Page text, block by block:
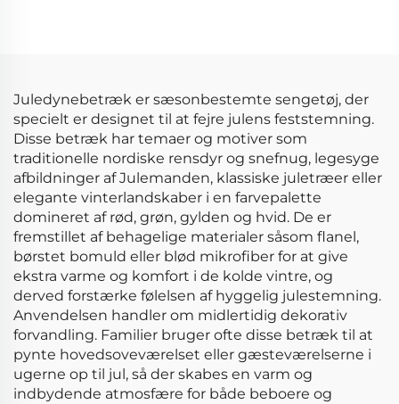
Juledynebetræk er sæsonbestemte sengetøj, der
specielt er designet til at fejre julens feststemning.
Disse betræk har temaer og motiver som
traditionelle nordiske rensdyr og snefnug, legesyge
afbildninger af Julemanden, klassiske juletræer eller
elegante vinterlandskaber i en farvepalette
domineret af rød, grøn, gylden og hvid. De er
fremstillet af behagelige materialer såsom flanel,
børstet bomuld eller blød mikrofiber for at give
ekstra varme og komfort i de kolde vintre, og
derved forstærke følelsen af hyggelig julestemning.
Anvendelsen handler om midlertidig dekorativ
forvandling. Familier bruger ofte disse betræk til at
pynte hovedsoveværelset eller gæsteværelserne i
ugerne op til jul, så der skabes en varm og
indbydende atmosfære for både beboere og